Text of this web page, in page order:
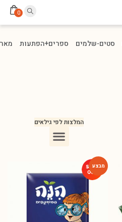
0
סטים-שלמים ספרים+הפתעות
המלצות לפי גילאים